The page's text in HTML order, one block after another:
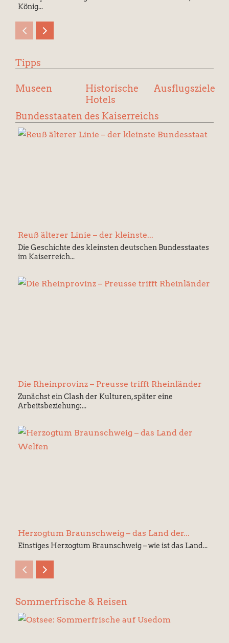
König...
Tipps
Museen
Historische
Hotels
Ausflugsziele
Bundesstaaten des Kaiserreichs
Reuß älterer Linie – der kleinste...
Die Geschichte des kleinsten deutschen Bundesstaates
im Kaiserreich...
Die Rheinprovinz – Preusse trifft Rheinländer
Zunächst ein Clash der Kulturen, später eine
Arbeitsbeziehung:...
Herzogtum Braunschweig – das Land der...
Einstiges Herzogtum Braunschweig – wie ist das Land...
Sommerfrische & Reisen